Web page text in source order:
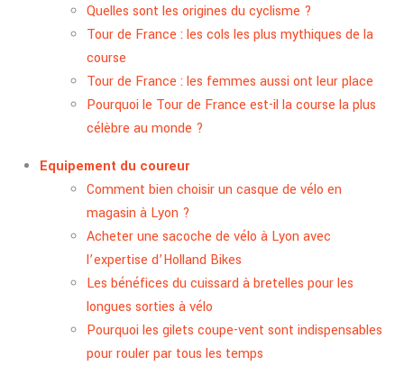
Quelles sont les origines du cyclisme ?
Tour de France : les cols les plus mythiques de la
course
Tour de France : les femmes aussi ont leur place
Pourquoi le Tour de France est-il la course la plus
célèbre au monde ?
Equipement du coureur
Comment bien choisir un casque de vélo en
magasin à Lyon ?
Acheter une sacoche de vélo à Lyon avec
l’expertise d’Holland Bikes
Les bénéfices du cuissard à bretelles pour les
longues sorties à vélo
Pourquoi les gilets coupe-vent sont indispensables
pour rouler par tous les temps